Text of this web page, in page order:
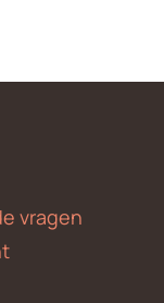
vragen